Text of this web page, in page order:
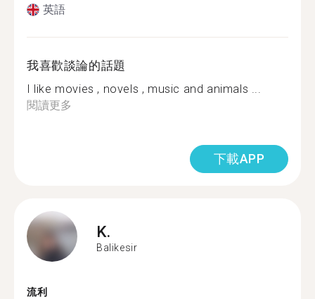
英語
我喜歡談論的話題
I like movies , novels , music and animals ...
閱讀更多
下載APP
K.
Balikesir
流利